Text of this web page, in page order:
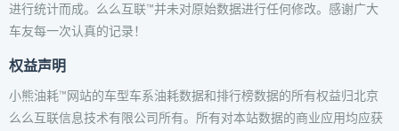
进行统计而成。么么互联™并未对原始数据进行任何修改。感谢广大
车友每一次认真的记录！
权益声明
小熊油耗™网站的车型车系油耗数据和排行榜数据的所有权益归北京
么么互联信息技术有限公司所有。所有对本站数据的商业应用均应获